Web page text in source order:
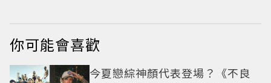
你可能會喜歡
今夏戀綜神顏代表登場？《不良